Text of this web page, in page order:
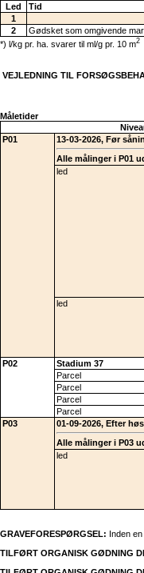
Led
Tid
1
2
Gødsket som omgivende
*) l/kg pr. ha. svarer til ml/g pr. 10 m2
VEJLEDNING TIL
Måletider
P01
13-03-2026, Før
Alle målinger i P01
led
led
P02
Stadium 37
Parcel
Parcel
Parcel
Parcel
P03
01-09-2026, Efter
Alle målinger i P03
led
GRAVEFORESPØRGSEL: Inden
TILFØRT ORGANISK GØDNING